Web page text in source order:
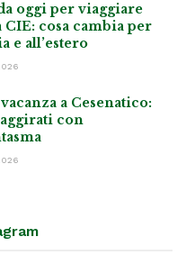
oggi per viaggiare
CIE: cosa cambia per
e all’estero
a Cesenatico:
con